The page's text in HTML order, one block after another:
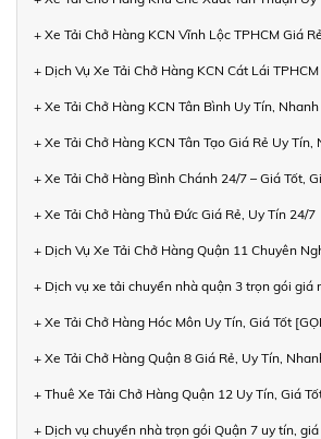
+ Xe Tải Chở Hàng KCN Vĩnh Lộc TPHCM Giá
+ Dịch Vụ Xe Tải Chở Hàng KCN Cát Lái
+ Xe Tải Chở Hàng KCN Tân Bình Uy Tín,
+ Xe Tải Chở Hàng KCN Tân Tạo Giá Rẻ Uy Tín,
+ Xe Tải Chở Hàng Bình Chánh 24/7 – Giá Tốt,
+ Xe Tải Chở Hàng Thủ Đức Giá Rẻ, Uy Tín 24/7
+ Dịch Vụ Xe Tải Chở Hàng Quận 11 Chuyên
+ Dịch vụ xe tải chuyển nhà quận 3 trọn gói giá
+ Xe Tải Chở Hàng Hóc Môn Uy Tín, Giá Tốt
+ Xe Tải Chở Hàng Quận 8 Giá Rẻ, Uy Tín,
+ Thuê Xe Tải Chở Hàng Quận 12 Uy Tín, Giá
+ Dịch vụ chuyển nhà trọn gói Quận 7 uy tín,